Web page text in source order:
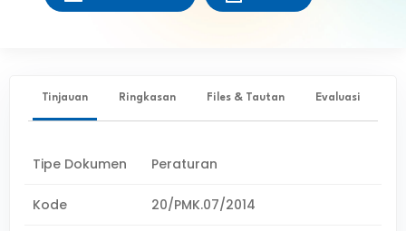
Tinjauan Ringkasan Files & Tautan Evaluasi
Tipe Dokumen Peraturan
Kode 20/PMK.07/2014